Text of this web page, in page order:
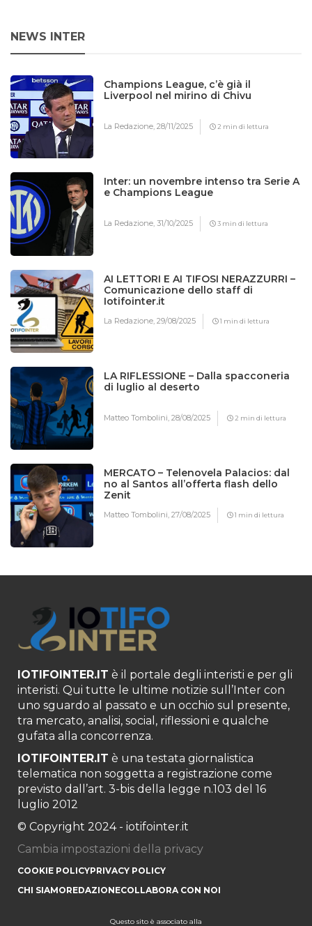
NEWS INTER
Champions League, c’è già il
Liverpool nel mirino di Chivu
La Redazione,28/11/2025 2 min di lettura
Inter: un novembre intenso tra Serie A
e Champions League
La Redazione,31/10/2025 3 min di lettura
AI LETTORI E AI TIFOSI NERAZZURRI –
Comunicazione dello staff di
Iotifointer.it
La Redazione,29/08/2025 1 min di lettura
LA RIFLESSIONE – Dalla spacconeria
di luglio al deserto
Matteo Tombolini,28/08/2025 2 min di lettura
MERCATO – Telenovela Palacios: dal
no al Santos all’offerta flash dello
Zenit
Matteo Tombolini,27/08/2025 1 min di lettura
IOTIFOINTER.IT è il portale degli interisti e per gli
interisti. Qui tutte le ultime notizie sull’Inter con
uno sguardo al passato e un occhio sul presente,
tra mercato, analisi, social, riflessioni e qualche
gufata alla concorrenza.
IOTIFOINTER.IT è una testata giornalistica
telematica non soggetta a registrazione come
previsto dall’art. 3-bis della legge n.103 del 16
luglio 2012
© Copyright 2024 - iotifointer.it
Cambia impostazioni della privacy
COOKIE POLICYPRIVACY POLICY
CHI SIAMOREDAZIONECOLLABORA CON NOI
Questo sito è associato alla